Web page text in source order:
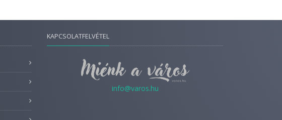
KAPCSOLATFELVÉTEL
info@varos.hu